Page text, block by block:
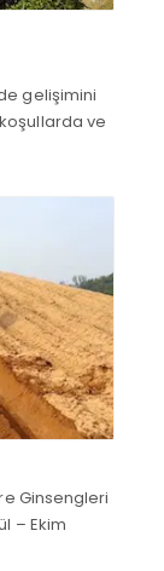
gelişimini
ve
Ginsengleri
– Ekim